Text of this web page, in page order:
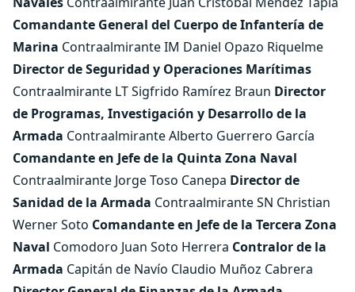
Comandante General del Cuerpo de Infantería de
Marina Contraalmirante IM Daniel Opazo Riquelme
Director de Seguridad y Operaciones Marítimas
Contraalmirante LT Sigfrido Ramírez Braun Director
de Programas, Investigación y Desarrollo de la
Armada Contraalmirante Alberto Guerrero García
Comandante en Jefe de la Quinta Zona Naval
Contraalmirante Jorge Toso Canepa Director de
Sanidad de la Armada Contraalmirante SN Christian
Werner Soto Comandante en Jefe de la Tercera Zona
Naval Comodoro Juan Soto Herrera Contralor de la
Armada Capitán de Navío Claudio Muñoz Cabrera